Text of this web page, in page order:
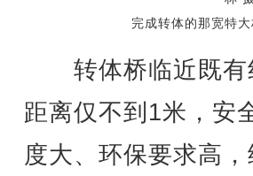
完成转体的那宽特
转体桥临近既有
距离仅不到1米，安
度大、环保要求高